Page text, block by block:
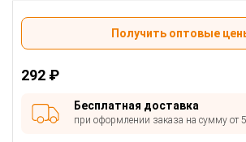
Получить
292 ₽
Бесплатная доставка
при оформлении заказа на сумму от